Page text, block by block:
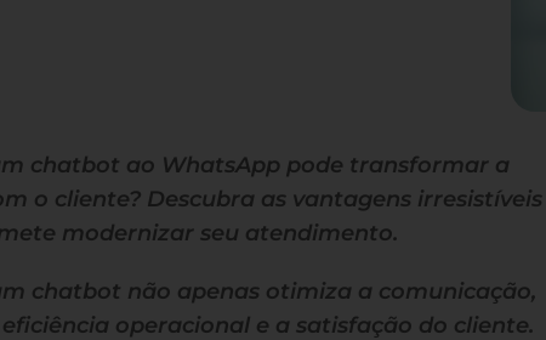
chatbot ao WhatsApp pode transformar a
o cliente? Descubra as vantagens irresistíveis
modernizar seu atendimento.
chatbot não apenas otimiza a comunicação,
operacional e a satisfação do cliente.